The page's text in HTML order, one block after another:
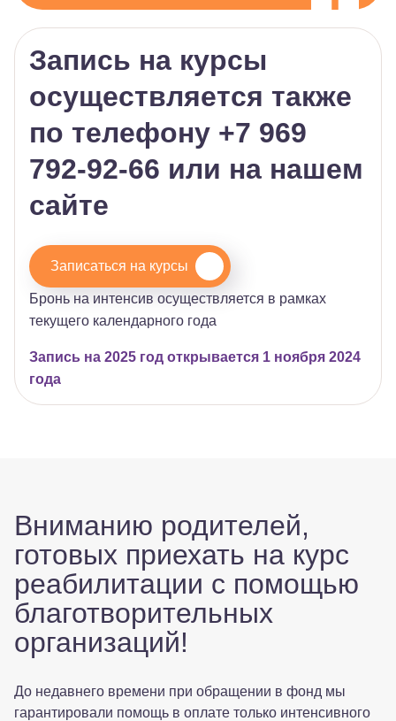
Запись на курсы
осуществляется также
по телефону +7 969
792-92-66 или на нашем
сайте
Записаться на курсы
Бронь на интенсив осуществляется в рамках
текущего календарного года
Запись на 2025 год открывается 1 ноября 2024
года
Вниманию родителей,
готовых приехать на курс
реабилитации с помощью
благотворительных
организаций!
До недавнего времени при обращении в фонд мы
гарантировали помощь в оплате только интенсивного